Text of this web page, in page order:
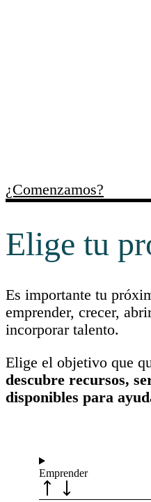
¿Comenzamos?
Elige tu
Es importante tu
emprender, crecer,
incorporar talento.
Elige el objetivo que
descubre recursos,
disponibles para
Emprender